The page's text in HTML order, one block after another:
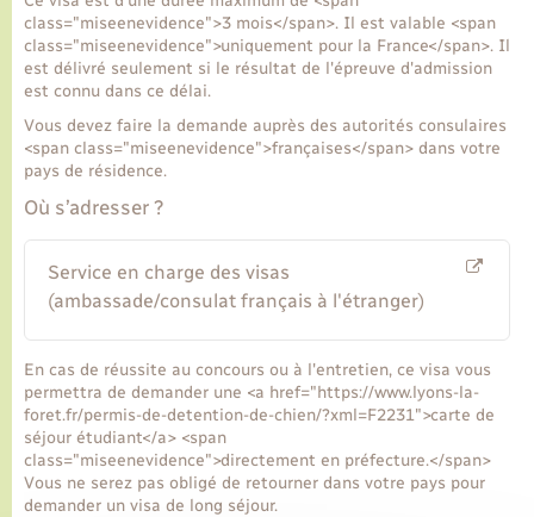
Transports
Voirie et espace public
class="miseenevidence">3 mois</span>. Il est valable <span
class="miseenevidence">uniquement pour la France</span>. Il
est délivré seulement si le résultat de l'épreuve d'admission
est connu dans ce délai.
Vous devez faire la demande auprès des autorités consulaires
<span class="miseenevidence">françaises</span> dans votre
pays de résidence.
Où s’adresser ?
Service en charge des visas
(ambassade/consulat français à l'étranger)
En cas de réussite au concours ou à l'entretien, ce visa vous
permettra de demander une <a href="https://www.lyons-la-
foret.fr/permis-de-detention-de-chien/?xml=F2231">carte de
séjour étudiant</a> <span
class="miseenevidence">directement en préfecture.</span>
Vous ne serez pas obligé de retourner dans votre pays pour
demander un visa de long séjour.